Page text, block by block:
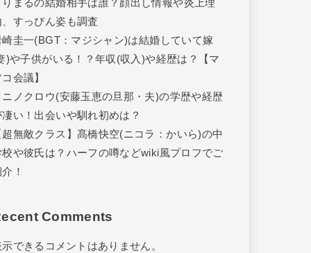
りまるの結婚相手は誰？顔出し情報や炎上理
、すっぴん姿も調査
崎圭一(BGT：マジシャン)は結婚していて嫁
)や子供がいる！？年収(収入)や経歴は？【マ
会議】
ニノクロウ(安藤玉恵の旦那・夫)の学歴や経歴
凄い！出会いや馴れ初めは？
超無敵クラス】髙橋快空(ニコラ：かいら)の中
校や彼氏は？ハーフの噂などwiki風プロフでご
！
Comments
示できるコメントはありません。